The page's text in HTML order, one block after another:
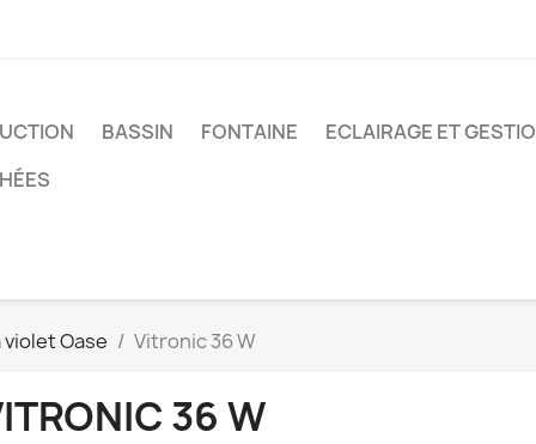
BASSIN FONTAINE ECLAIRAGE ET
Oase Vitronic 36 W
36 W